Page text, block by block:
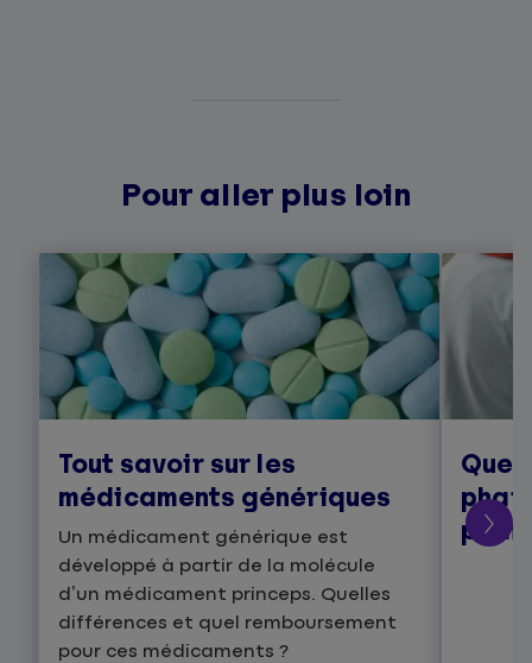
Pour aller plus loin
Tout savoir sur les
médicaments génériques
Un médicament générique est
développé à partir de la molécule
d’un médicament princeps. Quelles
différences et quel remboursement
pour ces médicaments ?
Quel
point